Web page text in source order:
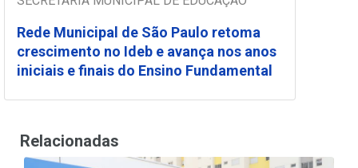
Rede Municipal de São Paulo retoma
crescimento no Ideb e avança nos anos
iniciais e finais do Ensino Fundamental
Relacionadas